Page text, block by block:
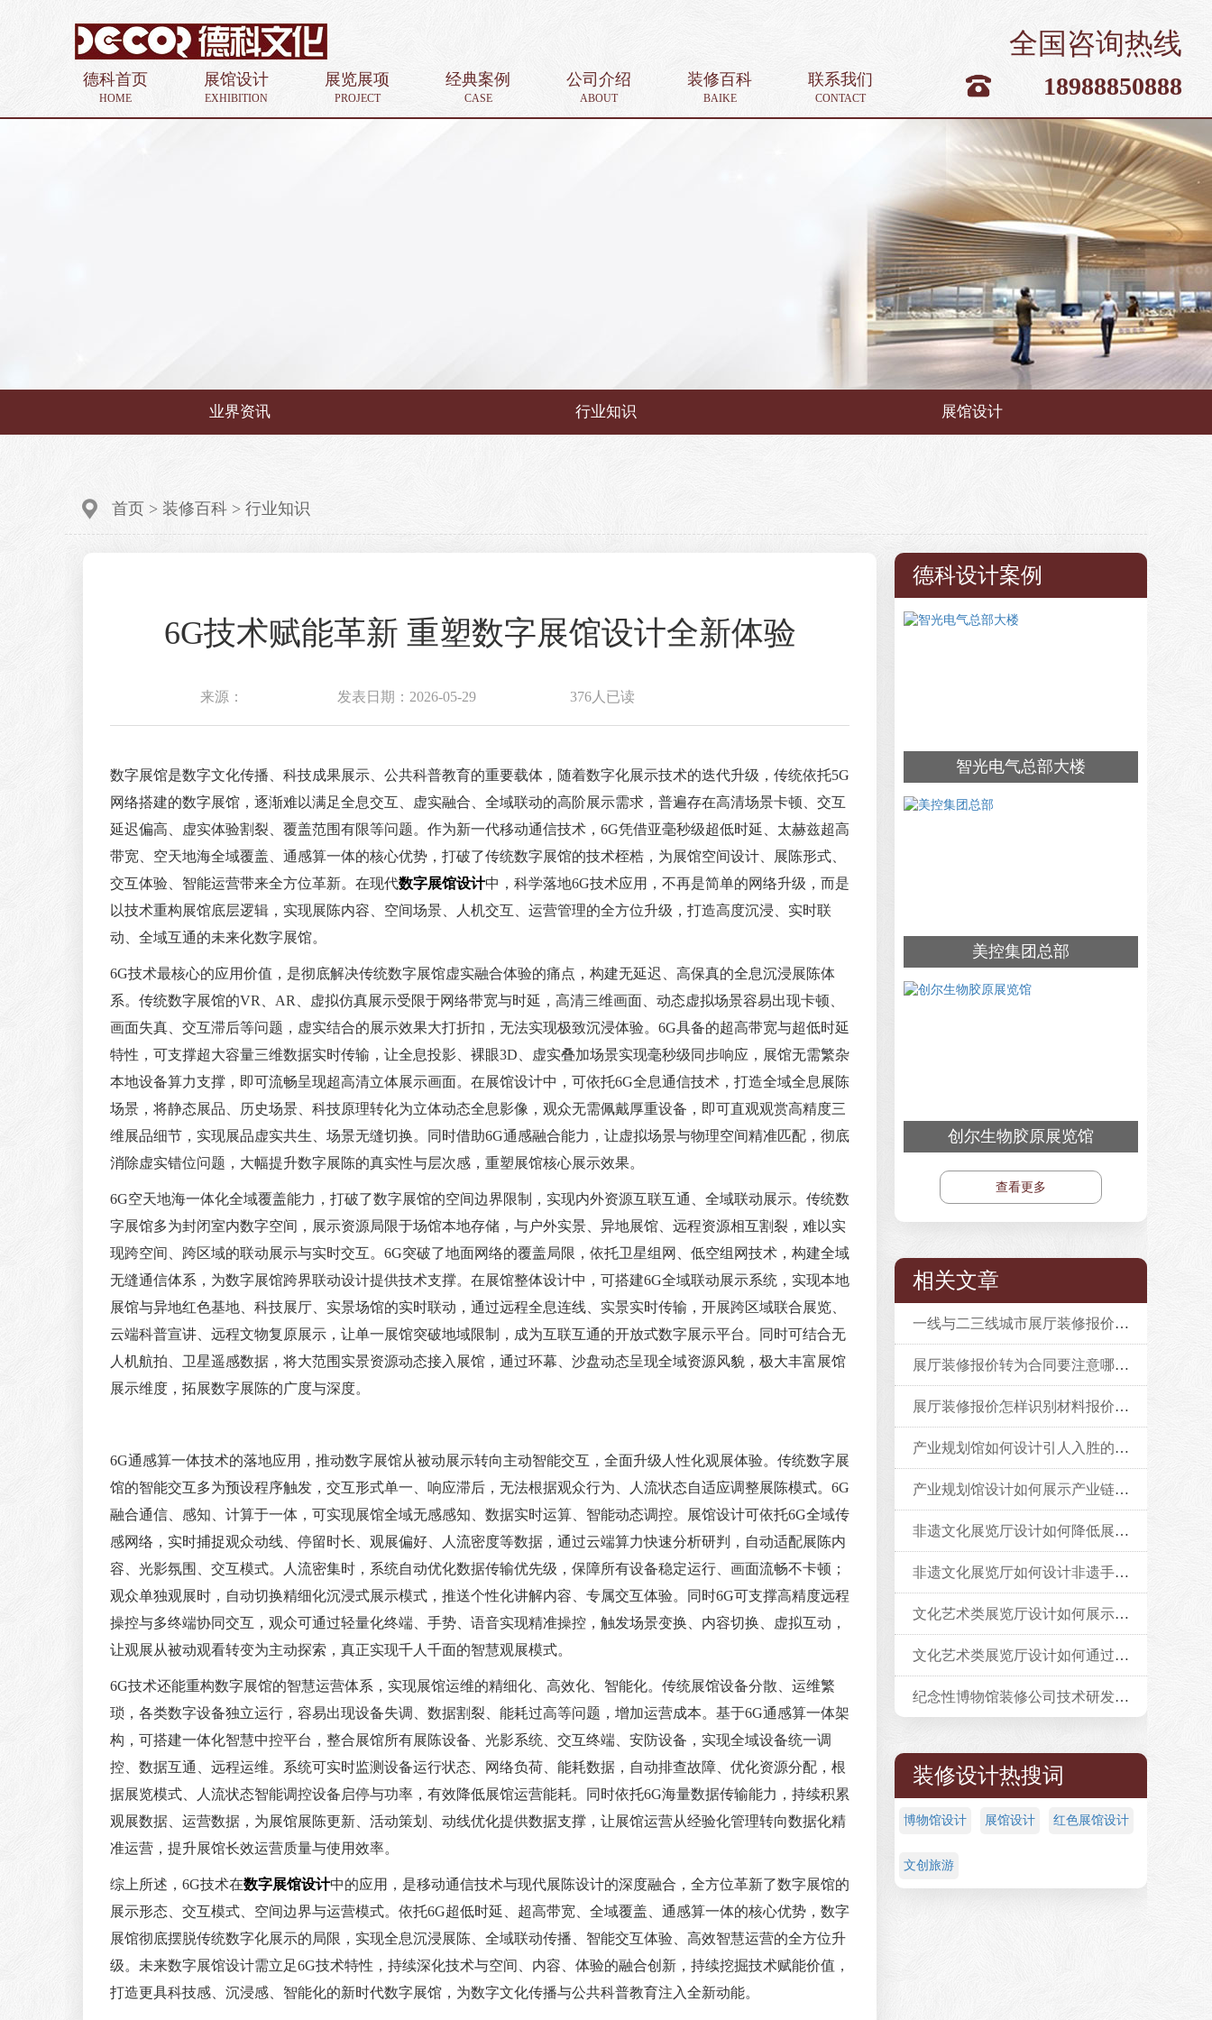
全国咨询热线
18988850888
德科首页
HOME
展馆设计
EXHIBITION
展览展项
PROJECT
经典案例
CASE
公司介绍
ABOUT
装修百科
BAIKE
联系我们
CONTACT
业界资讯 行业知识 展馆设计
首页 > 装修百科 > 行业知识
6G技术赋能革新 重塑数字展馆设计全新体验
来源： 发表日期：2026-05-29 376人已读
数字展馆是数字文化传播、科技成果展示、公共科普教育的重要载体，随着数字化展示技术的迭代升级，传统依托5G
网络搭建的数字展馆，逐渐难以满足全息交互、虚实融合、全域联动的高阶展示需求，普遍存在高清场景卡顿、交互
延迟偏高、虚实体验割裂、覆盖范围有限等问题。作为新一代移动通信技术，6G凭借亚毫秒级超低时延、太赫兹超高
带宽、空天地海全域覆盖、通感算一体的核心优势，打破了传统数字展馆的技术桎梏，为展馆空间设计、展陈形式、
交互体验、智能运营带来全方位革新。在现代数字展馆设计中，科学落地6G技术应用，不再是简单的网络升级，而是
以技术重构展馆底层逻辑，实现展陈内容、空间场景、人机交互、运营管理的全方位升级，打造高度沉浸、实时联
动、全域互通的未来化数字展馆。
6G技术最核心的应用价值，是彻底解决传统数字展馆虚实融合体验的痛点，构建无延迟、高保真的全息沉浸展陈体
系。传统数字展馆的VR、AR、虚拟仿真展示受限于网络带宽与时延，高清三维画面、动态虚拟场景容易出现卡顿、
画面失真、交互滞后等问题，虚实结合的展示效果大打折扣，无法实现极致沉浸体验。6G具备的超高带宽与超低时延
特性，可支撑超大容量三维数据实时传输，让全息投影、裸眼3D、虚实叠加场景实现毫秒级同步响应，展馆无需繁杂
本地设备算力支撑，即可流畅呈现超高清立体展示画面。在展馆设计中，可依托6G全息通信技术，打造全域全息展陈
场景，将静态展品、历史场景、科技原理转化为立体动态全息影像，观众无需佩戴厚重设备，即可直观观赏高精度三
维展品细节，实现展品虚实共生、场景无缝切换。同时借助6G通感融合能力，让虚拟场景与物理空间精准匹配，彻底
消除虚实错位问题，大幅提升数字展陈的真实性与层次感，重塑展馆核心展示效果。
6G空天地海一体化全域覆盖能力，打破了数字展馆的空间边界限制，实现内外资源互联互通、全域联动展示。传统数
字展馆多为封闭室内数字空间，展示资源局限于场馆本地存储，与户外实景、异地展馆、远程资源相互割裂，难以实
现跨空间、跨区域的联动展示与实时交互。6G突破了地面网络的覆盖局限，依托卫星组网、低空组网技术，构建全域
无缝通信体系，为数字展馆跨界联动设计提供技术支撑。在展馆整体设计中，可搭建6G全域联动展示系统，实现本地
展馆与异地红色基地、科技展厅、实景场馆的实时联动，通过远程全息连线、实景实时传输，开展跨区域联合展览、
云端科普宣讲、远程文物复原展示，让单一展馆突破地域限制，成为互联互通的开放式数字展示平台。同时可结合无
人机航拍、卫星遥感数据，将大范围实景资源动态接入展馆，通过环幕、沙盘动态呈现全域资源风貌，极大丰富展馆
展示维度，拓展数字展陈的广度与深度。
6G通感算一体技术的落地应用，推动数字展馆从被动展示转向主动智能交互，全面升级人性化观展体验。传统数字展
馆的智能交互多为预设程序触发，交互形式单一、响应滞后，无法根据观众行为、人流状态自适应调整展陈模式。6G
融合通信、感知、计算于一体，可实现展馆全域无感感知、数据实时运算、智能动态调控。展馆设计可依托6G全域传
感网络，实时捕捉观众动线、停留时长、观展偏好、人流密度等数据，通过云端算力快速分析研判，自动适配展陈内
容、光影氛围、交互模式。人流密集时，系统自动优化数据传输优先级，保障所有设备稳定运行、画面流畅不卡顿；
观众单独观展时，自动切换精细化沉浸式展示模式，推送个性化讲解内容、专属交互体验。同时6G可支撑高精度远程
操控与多终端协同交互，观众可通过轻量化终端、手势、语音实现精准操控，触发场景变换、内容切换、虚拟互动，
让观展从被动观看转变为主动探索，真正实现千人千面的智慧观展模式。
6G技术还能重构数字展馆的智慧运营体系，实现展馆运维的精细化、高效化、智能化。传统展馆设备分散、运维繁
琐，各类数字设备独立运行，容易出现设备失调、数据割裂、能耗过高等问题，增加运营成本。基于6G通感算一体架
构，可搭建一体化智慧中控平台，整合展馆所有展陈设备、光影系统、交互终端、安防设备，实现全域设备统一调
控、数据互通、远程运维。系统可实时监测设备运行状态、网络负荷、能耗数据，自动排查故障、优化资源分配，根
据展览模式、人流状态智能调控设备启停与功率，有效降低展馆运营能耗。同时依托6G海量数据传输能力，持续积累
观展数据、运营数据，为展馆展陈更新、活动策划、动线优化提供数据支撑，让展馆运营从经验化管理转向数据化精
准运营，提升展馆长效运营质量与使用效率。
综上所述，6G技术在数字展馆设计中的应用，是移动通信技术与现代展陈设计的深度融合，全方位革新了数字展馆的
展示形态、交互模式、空间边界与运营模式。依托6G超低时延、超高带宽、全域覆盖、通感算一体的核心优势，数字
展馆彻底摆脱传统数字化展示的局限，实现全息沉浸展陈、全域联动传播、智能交互体验、高效智慧运营的全方位升
级。未来数字展馆设计需立足6G技术特性，持续深化技术与空间、内容、体验的融合创新，持续挖掘技术赋能价值，
打造更具科技感、沉浸感、智能化的新时代数字展馆，为数字文化传播与公共科普教育注入全新动能。
德科设计案例
智光电气总部大楼
美控集团总部
创尔生物胶原展览馆
查看更多
相关文章
一线与二三线城市展厅装修报价差异率及成因探析
展厅装修报价转为合同要注意哪些条款？
展厅装修报价怎样识别材料报价中的水分？
产业规划馆如何设计引人入胜的序厅？
产业规划馆设计如何展示产业链关系？
非遗文化展览厅设计如何降低展览厅的运营成本？
非遗文化展览厅如何设计非遗手工艺工作坊？
文化艺术类展览厅设计如何展示易损文物（古籍/纺织品）？
文化艺术类展览厅设计如何通过AI生成个性化观展路线？
纪念性博物馆装修公司技术研发的投入比例是多少？
装修设计热搜词
博物馆设计 展馆设计 红色展馆设计
文创旅游